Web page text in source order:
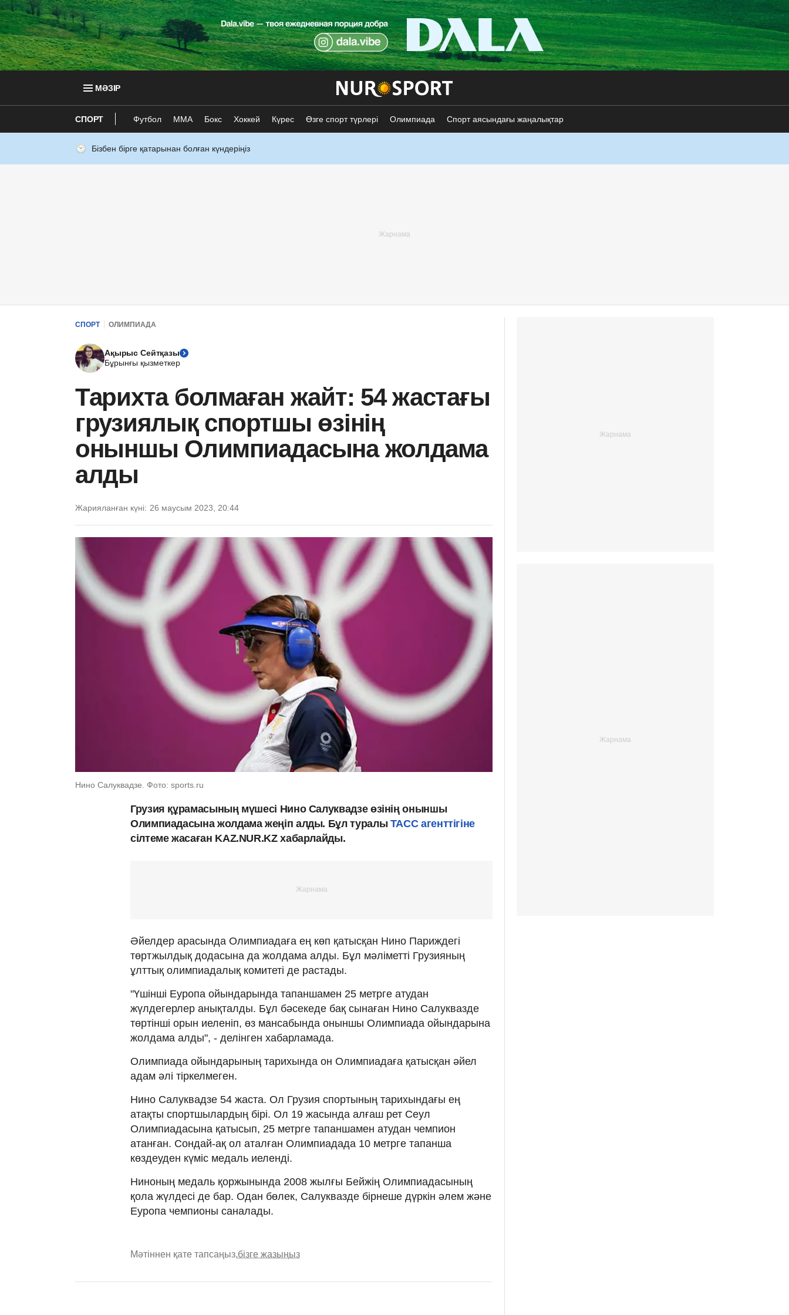
МӘЗІР
СПОРТ Футбол ММА Бокс Хоккей Күрес Өзге спорт түрлері Олимпиада Спорт аясындағы жаңалықтар
Бізбен бірге қатарынан болған күндеріңіз
СПОРТ ОЛИМПИАДА
Ақырыс Сейтқазы
Бұрынғы қызметкер
Тарихта болмаған жайт: 54 жастағы
грузиялық спортшы өзінің
оныншы Олимпиадасына жолдама
алды
Жарияланған күні: 26 маусым 2023, 20:44
Нино Салуквадзе. Фото: sports.ru
Грузия құрамасының мүшесі Нино Салуквадзе өзінің оныншы
Олимпиадасына жолдама жеңіп алды. Бұл туралы ТАСС агенттігіне
сілтеме жасаған KAZ.NUR.KZ хабарлайды.
Әйелдер арасында Олимпиадаға ең көп қатысқан Нино Париждегі
төртжылдық додасына да жолдама алды. Бұл мәліметті Грузияның
ұлттық олимпиадалық комитеті де растады.
"Үшінші Еуропа ойындарында тапаншамен 25 метрге атудан
жүлдегерлер анықталды. Бұл бәсекеде бақ сынаған Нино Салуквазде
төртінші орын иеленіп, өз мансабында оныншы Олимпиада ойындарына
жолдама алды", - делінген хабарламада.
Олимпиада ойындарының тарихында он Олимпиадаға қатысқан әйел
адам әлі тіркелмеген.
Нино Салуквадзе 54 жаста. Ол Грузия спортының тарихындағы ең
атақты спортшылардың бірі. Ол 19 жасында алғаш рет Сеул
Олимпиадасына қатысып, 25 метрге тапаншамен атудан чемпион
атанған. Сондай-ақ ол аталған Олимпиадада 10 метрге тапанша
көздеуден күміс медаль иеленді.
Ниноның медаль қоржынында 2008 жылғы Бейжің Олимпиадасының
қола жүлдесі де бар. Одан бөлек, Салуквазде бірнеше дүркін әлем және
Еуропа чемпионы саналады.
Мәтіннен қате тапсаңыз,бізге жазыңыз